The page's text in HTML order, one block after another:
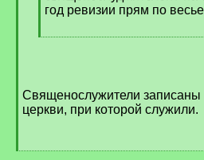
год ревизии прям по
[
Священослужители
церкви, при которой служили.
[